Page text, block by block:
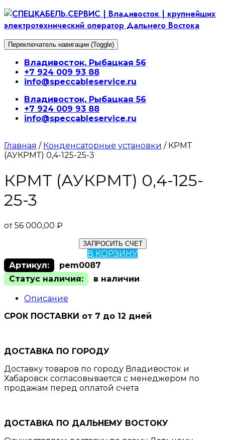
Перейти
к
содержимому
Переключатель навигации (Toggle)
Владивосток, Рыбацкая 56
+7 924 009 93 88
info@speccableservice.ru
Владивосток, Рыбацкая 56
+7 924 009 93 88
info@speccableservice.ru
Главная / Конденсаторные установки / КРМТ
(АУКРМТ) 0,4-125-25-3
КРМТ (АУКРМТ) 0,4-125-
25-3
от56 000,00 ₽
ЗАПРОСИТЬ СЧЕТ
В КОРЗИНУ
Артикул:
pem0087
Статус наличия:
в наличии
Описание
СРОК ПОСТАВКИ от 7 до 12 дней
ДОСТАВКА ПО ГОРОДУ
Доставку товаров по городу Владивосток и
Хабаровск согласовывается с менеджером по
продажам перед оплатой счета
ДОСТАВКА ПО ДАЛЬНЕМУ ВОСТОКУ